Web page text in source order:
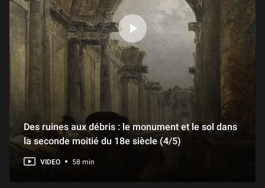
Des ruines aux débris : le monument et le sol dans
la seconde moitié du 18e siècle (4/5)
VIDEO 58 min